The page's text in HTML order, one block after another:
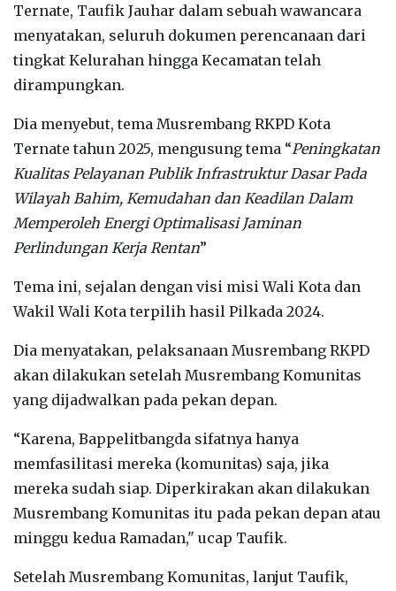
Ternate, Taufik Jauhar dalam sebuah wawancara
menyatakan, seluruh dokumen perencanaan dari
tingkat Kelurahan hingga Kecamatan telah
dirampungkan.
Dia menyebut, tema Musrembang RKPD Kota
Ternate tahun 2025, mengusung tema “Peningkatan
Kualitas Pelayanan Publik Infrastruktur Dasar Pada
Wilayah Bahim, Kemudahan dan Keadilan Dalam
Memperoleh Energi Optimalisasi Jaminan
Perlindungan Kerja Rentan”
Tema ini, sejalan dengan visi misi Wali Kota dan
Wakil Wali Kota terpilih hasil Pilkada 2024.
Dia menyatakan, pelaksanaan Musrembang RKPD
akan dilakukan setelah Musrembang Komunitas
yang dijadwalkan pada pekan depan.
“Karena, Bappelitbangda sifatnya hanya
memfasilitasi mereka (komunitas) saja, jika
mereka sudah siap. Diperkirakan akan dilakukan
Musrembang Komunitas itu pada pekan depan atau
minggu kedua Ramadan," ucap Taufik.
Setelah Musrembang Komunitas, lanjut Taufik,